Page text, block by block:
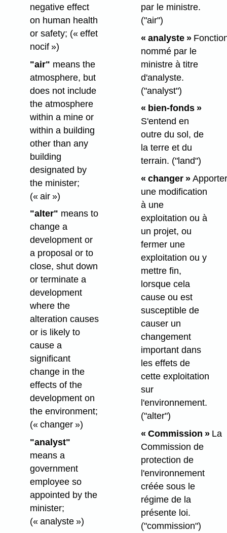
negative effect
on human health
or safety; (« effet
nocif »)
"air" means the
atmosphere, but
does not include
the atmosphere
within a mine or
within a building
other than any
building
designated by
the minister;
(« air »)
"alter" means to
change a
development or
a proposal or to
close, shut down
or terminate a
development
where the
alteration causes
or is likely to
cause a
significant
change in the
effects of the
development on
the environment;
(« changer »)
"analyst"
means a
government
employee so
appointed by the
minister;
(« analyste »)
par le ministre.
("air")
« analyste »
nommé par le
ministre à titre
d'analyste.
("analyst")
« bien-fonds »
S'entend en
outre du sol, de
la terre et du
terrain. ("land")
« changer »Apporter
une modification
à une
exploitation ou à
un projet, ou
fermer une
exploitation ou y
mettre fin,
lorsque cela
cause ou est
susceptible de
causer un
changement
important dans
les effets de
cette exploitation
sur
l'environnement.
("alter")
« Commission »La
Commission de
protection de
l'environnement
créée sous le
régime de la
présente loi.
("commission")